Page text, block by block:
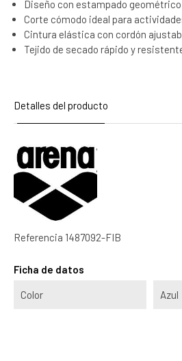
Diseño con estampado
Corte cómodo ideal para
Cintura elástica con cordón
Tejido de secado rápido y
Detalles del producto
Referencia 1487092-FIB
Ficha de datos
Color Azul